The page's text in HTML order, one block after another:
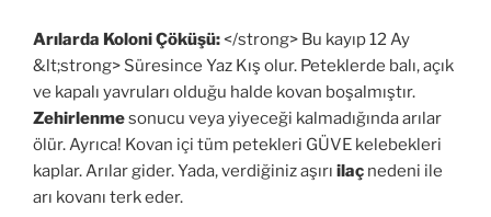
Arılarda Koloni Çöküşü:</strong> Bu kayıp 12 Ay
&lt;strong> Süresince Yaz Kış olur. Peteklerde balı, açık
ve kapalı yavruları olduğu halde kovan boşalmıştır.
Zehirlenmesonucu veya yiyeceği kalmadığında arılar
ölür. Ayrıca! Kovan içi tüm petekleri GÜVE kelebekleri
kaplar. Arılar gider. Yada, verdiğiniz aşırı ilaç nedeni ile
arı kovanı terk eder.